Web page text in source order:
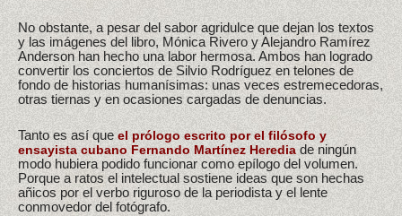
No obstante, a pesar del sabor agridulce que dejan los textos
y las imágenes del libro, Mónica Rivero y Alejandro Ramírez
Anderson han hecho una labor hermosa. Ambos han logrado
convertir los conciertos de Silvio Rodríguez en telones de
fondo de historias humanísimas: unas veces estremecedoras,
otras tiernas y en ocasiones cargadas de denuncias.
Tanto es así queel prólogo escrito por el filósofo y
ensayista cubano Fernando Martínez Herediade ningún
modo hubiera podido funcionar como epílogo del volumen.
Porque a ratos el intelectual sostiene ideas que son hechas
añicos por el verbo riguroso de la periodista y el lente
conmovedor del fotógrafo.